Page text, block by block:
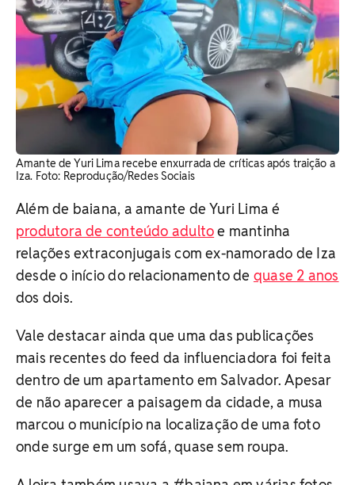
Amante de Yuri Lima recebe enxurrada de críticas após traição a
Iza. Foto: Reprodução/Redes Sociais
Além de baiana, a amante de Yuri Lima é
produtora de conteúdo adultoe mantinha
relações extraconjugais com ex-namorado de Iza
desde o início do relacionamento de quase 2 anos
dos dois.
Vale destacar ainda que uma das publicações
mais recentes do feed da influenciadora foi feita
dentro de um apartamento em Salvador. Apesar
de não aparecer a paisagem da cidade, a musa
marcou o município na localização de uma foto
onde surge em um sofá, quase sem roupa.